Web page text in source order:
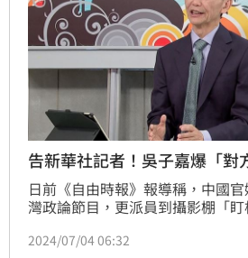
告新華社記者！吳子嘉爆「對
日前《自由時報》報導稱，中國
灣政論節目，更派員到攝影棚「
記者趙博，檢舉涉嫌內亂罪。吳子
2024/07/04 06:32